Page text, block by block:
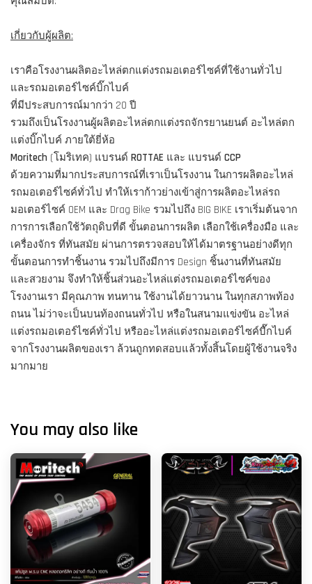
เกี่ยวกับผู้ผลิต:
เราคือโรงงานผลิตอะไหล่ตกแต่งรถมอเตอร์ไซค์ที่ใช้งานทั่วไป
และรถมอเตอร์ไซค์บิ๊กไบค์
ที่มีประสบการณ์มากว่า 20 ปี
รวมถึงเป็นโรงงานผู้ผลิตอะไหล่ตกแต่งรถจักรยานยนต์ อะไหล่ตก
แต่งบิ๊กไบค์ ภายใต้ยี่ห้อ
Moritech (โมริเทค) แบรนด์ ROTTAE และ แบรนด์ CCP
ด้วยความที่มากประสบการณ์ที่เราเป็นโรงงาน ในการผลิตอะไหล่
รถมอเตอร์ไซค์ทั่วไป ทำให้เราก้าวย่างเข้าสู่การผลิตอะไหล่รถ
มอเตอร์ไซค์ OEM และ Drag Bike รวมไปถึง BIG BIKE เราเริ่มต้นจาก
การการเลือกใช้วัตถุดิบที่ดี ขั้นตอนการผลิต เลือกใช้เครื่องมือ และ
เครื่องจักร ที่ทันสมัย ผ่านการตรวจสอบให้ได้มาตรฐานอย่างดีทุก
ขั้นตอนการทำชิ้นงาน รวมไปถึงมีการ Design ชิ้นงานที่ทันสมัย
และสวยงาม จึงทำให้ชิ้นส่วนอะไหล่แต่งรถมอเตอร์ไซค์ของ
โรงงานเรา มีคุณภาพ ทนทาน ใช้งานได้ยาวนาน ในทุกสภาพท้อง
ถนน ไม่ว่าจะเป็นบนท้องถนนทั่วไป หรือในสนามแข่งขัน อะไหล่
แต่งรถมอเตอร์ไซค์ทั่วไป หรืออะไหล่แต่งรถมอเตอร์ไซค์บื๊กไบค์
จากโรงงานผลิตของเรา ล้วนถูกทดสอบแล้วทั้งสิ้นโดยผู้ใช้งานจริง
มากมาย
You may also like